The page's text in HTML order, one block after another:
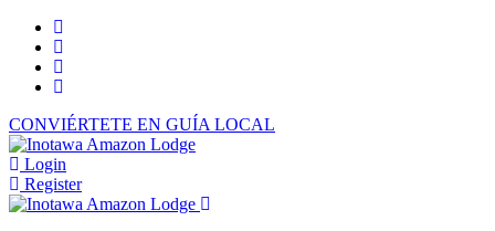
CONVIÉRTETE EN GUÍA LOCAL
Login
Register